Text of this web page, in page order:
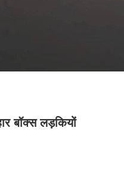
बॉक्स लड़कियों